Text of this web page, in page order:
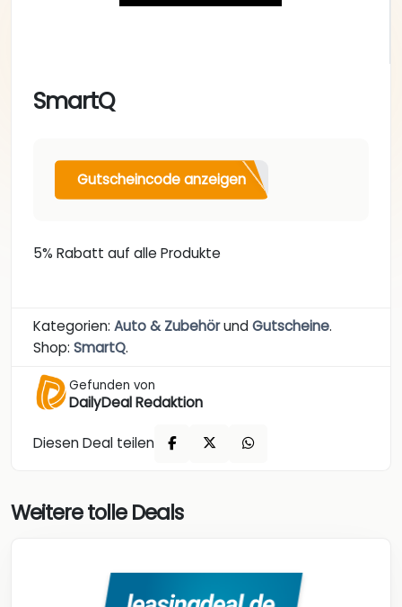
SmartQ
Gutscheincode anzeigen
5% Rabatt auf alle Produkte
Kategorien: Auto & ZubehörundGutscheine.
Shop: SmartQ.
Gefunden von
DailyDeal Redaktion
Diesen Deal teilen
Weitere tolle Deals